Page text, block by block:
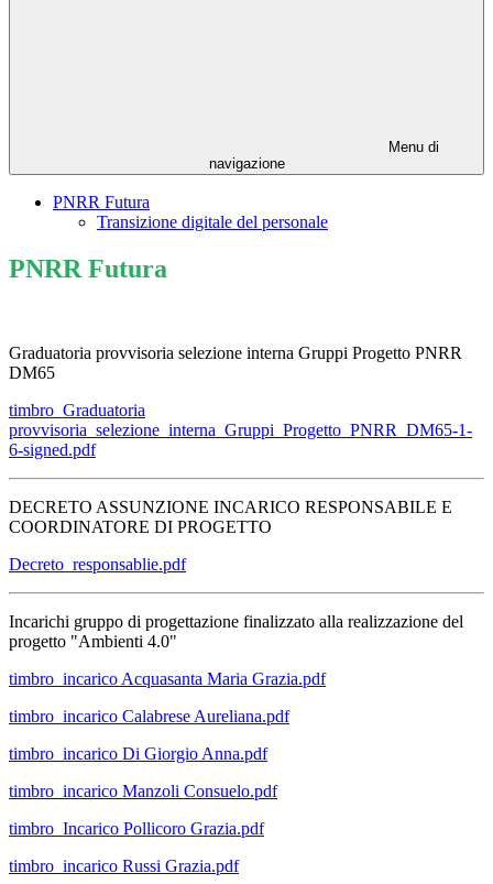
Menu di
navigazione
PNRR Futura
Transizione digitale del personale
PNRR Futura
Graduatoria provvisoria selezione interna Gruppi Progetto PNRR
DM65
timbro_Graduatoria
provvisoria_selezione_interna_Gruppi_Progetto_PNRR_DM65-1-
6-signed.pdf
DECRETO ASSUNZIONE INCARICO RESPONSABILE E
COORDINATORE DI PROGETTO
Decreto_responsablie.pdf
Incarichi gruppo di progettazione finalizzato alla realizzazione del
progetto "Ambienti 4.0"
timbro_incarico Acquasanta Maria Grazia.pdf
timbro_incarico Calabrese Aureliana.pdf
timbro_incarico Di Giorgio Anna.pdf
timbro_incarico Manzoli Consuelo.pdf
timbro_Incarico Pollicoro Grazia.pdf
timbro_incarico Russi Grazia.pdf